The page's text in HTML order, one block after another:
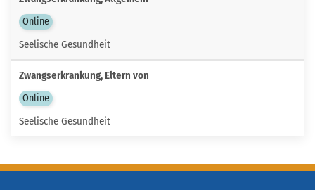
Online
Seelische Gesundheit
Zwangserkrankung, Eltern von
Online
Seelische Gesundheit